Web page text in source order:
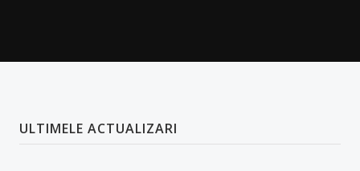
Reprezentanți studenți în comisii
ULTIMELE ACTUALIZARI